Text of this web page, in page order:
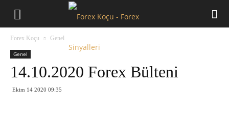
Forex Koçu Genel
Genel
14.10.2020 Forex Bülteni
Ekim 14 2020 09:35